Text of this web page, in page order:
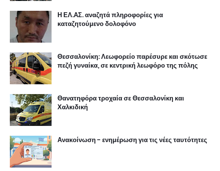
Η ΕΛ.ΑΣ. αναζητά πληροφορίες για
καταζητούμενο δολοφόνο
Θεσσαλονίκη: Λεωφορείο παρέσυρε και σκότωσε
πεζή γυναίκα, σε κεντρική λεωφόρο της πόλης
Θανατηφόρα τροχαία σε Θεσσαλονίκη και
Χαλκιδική
Ανακοίνωση - ενημέρωση για τις νέες ταυτότητες